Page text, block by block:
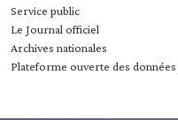
Service public
Le Journal officiel
Archives nationales
Plateforme ouverte des